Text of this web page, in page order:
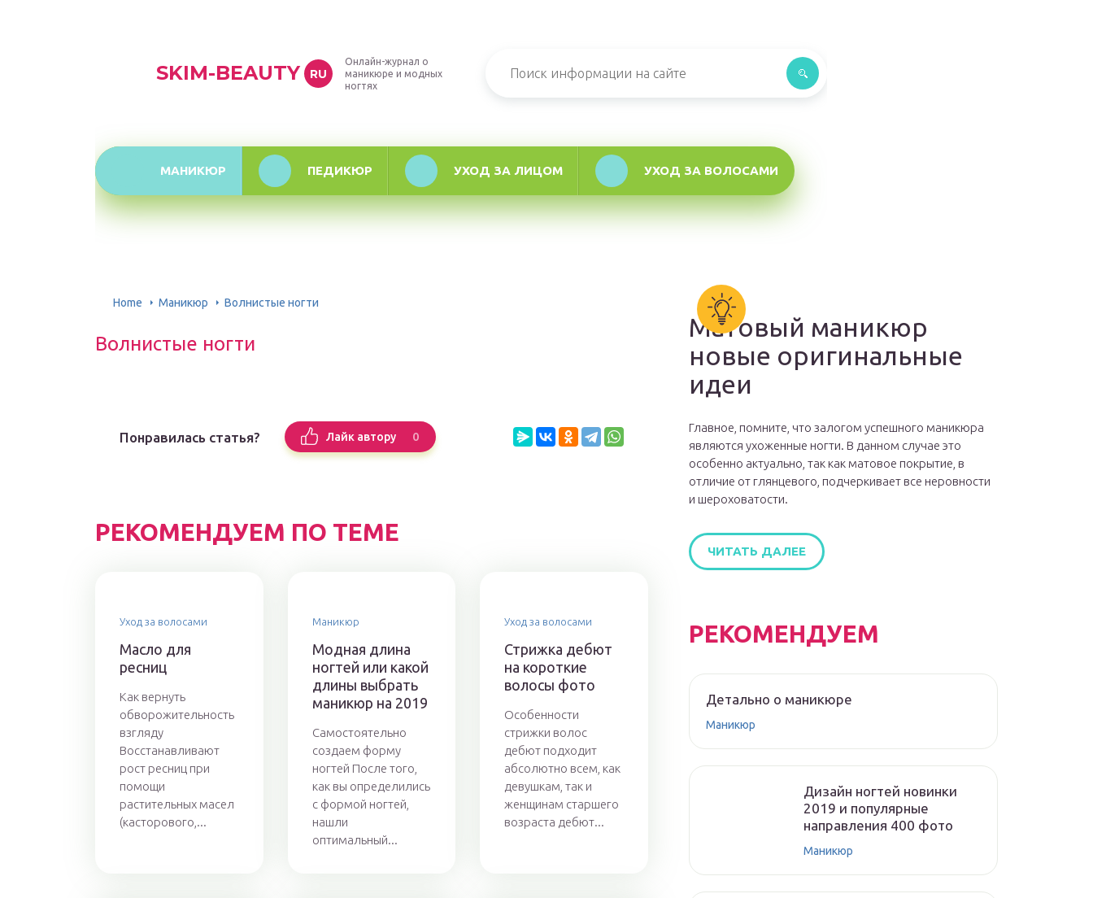
SKIM-BEAUTY RU
Онлайн-журнал о
маникюре и модных
ногтях
МАНИКЮР ПЕДИКЮР УХОД ЗА ЛИЦОМ УХОД ЗА ВОЛОСАМИ
Home Маникюр Волнистые ногти
Волнистые ногти
Понравилась статья? Лайк автору 0
РЕКОМЕНДУЕМ ПО ТЕМЕ
Уход за волосами
Масло для
ресниц
Как вернуть
обворожительность
взгляду
Восстанавливают
рост ресниц при
помощи
растительных масел
(касторового,...
Маникюр
Модная длина
ногтей или какой
длины выбрать
маникюр на 2019
Самостоятельно
создаем форму
ногтей После того,
как вы определились
с формой ногтей,
нашли
оптимальный...
Уход за волосами
Стрижка дебют
на короткие
волосы фото
Особенности
стрижки волос
дебют подходит
абсолютно всем, как
девушкам, так и
женщинам старшего
возраста дебют...
Матовый маникюр
новые оригинальные
идеи
Главное, помните, что залогом успешного маникюра
являются ухоженные ногти. В данном случае это
особенно актуально, так как матовое покрытие, в
отличие от глянцевого, подчеркивает все неровности
и шероховатости.
ЧИТАТЬ ДАЛЕЕ
РЕКОМЕНДУЕМ
Детально о маникюре
Маникюр
Дизайн ногтей новинки
2019 и популярные
направления 400 фото
Маникюр